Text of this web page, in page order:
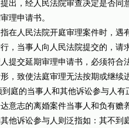
出，经人民法院审查决定是否同
理申请书。
在人民法院开庭审理案件时，
，当事人向人民法院提交的，请
提交延期审理申请书，必须符
，致使法庭审理无法按期或继续
庭的当事人和其他诉讼参与人
意志的离婚案件当事人和负有
他诉讼参与人则泛指如：其不